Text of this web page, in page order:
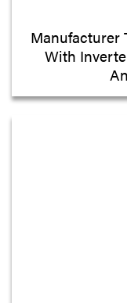
Manufacturer
With